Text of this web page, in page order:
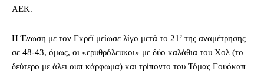
ΑΕΚ.
Η Ένωση με τον Γκρέϊ μείωσε λίγο μετά το 21’ της αναμέτρησης
σε 48-43, όμως, οι «ερυθρόλευκοι» με δύο καλάθια του Χολ (το
δεύτερο με άλει ουπ κάρφωμα) και τρίποντο του Τόμας Γουόκαπ